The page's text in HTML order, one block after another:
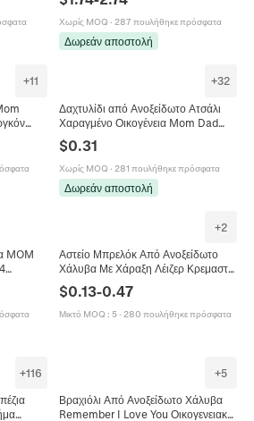
Κόσμημα Δώρο Γιορτής Μητέρας
Χωρίς MOQ · 287 πουλήθηκε πρόσφατα
Δωρεάν αποστολή
+11 +32
Δαχτυλίδι από Ανοξείδωτο Ατσάλι
Χαραγμένο Οικογένεια Mom Dad
για Άνδρες Γυναίκες Δώρο
$0.31
Χωρίς MOQ · 281 πουλήθηκε πρόσφατα
Δωρεάν αποστολή
MOM
+2
Αστείο Μπρελόκ Από Ανοξείδωτο
Χάλυβα Με Χάραξη Λέιζερ Κρεμαστό
Κόσμημα Δώρο Για Μαμά Μπαμπά
Γενέθλια
$0.13-0.47
Μικτό MOQ : 5· 280 πουλήθηκε πρόσφατα
+116 +5
Βραχιόλι Από Ανοξείδωτο Χάλυβα
Remember I Love You Οικογενειακό